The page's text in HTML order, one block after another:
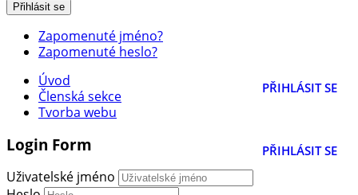
Přihlásit se
Zapomenuté jméno?
Zapomenuté heslo?
PŘIHLÁSIT SE
Úvod
Členská sekce
Tvorba webu
PŘIHLÁSIT SE
Login Form
Uživatelské jméno